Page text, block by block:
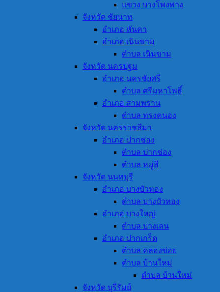
แขวง บางโพงพาง
จังหวัด ชัยนาท
อำเภอ หันคา
อำเภอ เนินขาม
ตำบล เนินขาม
จังหวัด นครปฐม
อำเภอ นครชัยศรี
ตำบล ศรีมหาโพธิ์
อำเภอ สามพราน
ตำบล ทรงคนอง
จังหวัด นครราชสีมา
อำเภอ ปากช่อง
ตำบล ปากช่อง
ตำบล หมู่สี
จังหวัด นนทบุรี
อำเภอ บางบัวทอง
ตำบล บางบัวทอง
อำเภอ บางใหญ่
ตำบล บางเลน
อำเภอ ปากเกร็ด
ตำบล คลองข่อย
ตำบล บ้านใหม่
ตำบล บ้านใหม่
จังหวัด บุรีรัมย์